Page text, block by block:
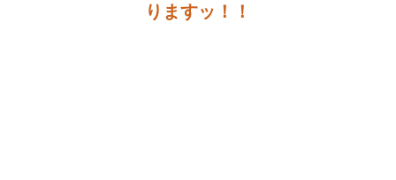
りますッ！！